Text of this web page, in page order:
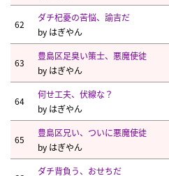
62
ダチ杞憂の苦悩、諭吉だ
by はぎやん
63
豊島区足臭い策士、悪魔使徒
by はぎやん
64
何せ工夫、伏線な？
by はぎやん
65
豊島区兄い、ついに悪魔使徒
by はぎやん
ダチ背負う、おせちだ